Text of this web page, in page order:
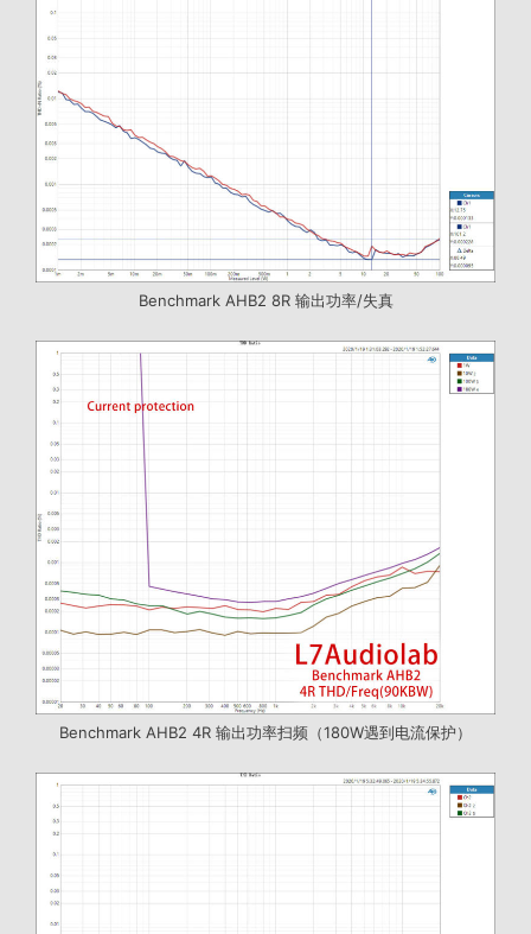
Benchmark AHB2 8R 输出功率/失真
Benchmark AHB2 4R 输出功率扫频（180W遇到电流保护）